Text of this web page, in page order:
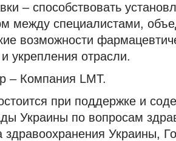
– способствовать
между специалистами,
возможности
укрепления отрасли.
– Компания LMT.
при поддержке и
Украины по вопросам
здравоохранения Украины,